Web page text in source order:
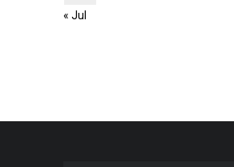
« Jul